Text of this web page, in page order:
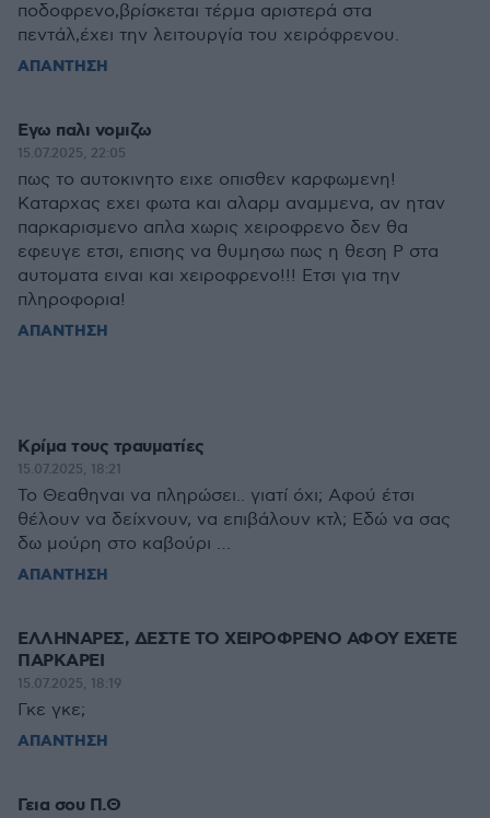
ποδοφρενο,βρίσκεται τέρμα αριστερά στα
πεντάλ,έχει την λειτουργία του χειρόφρενου.
ΑΠΑΝΤΗΣΗ
Εγω παλι νομιζω
15.07.2025, 22:05
πως το αυτοκινητο ειχε οπισθεν καρφωμενη!
Καταρχας εχει φωτα και αλαρμ αναμμενα, αν ηταν
παρκαρισμενο απλα χωρις χειροφρενο δεν θα
εφευγε ετσι, επισης να θυμησω πως η θεση P στα
αυτοματα ειναι και χειροφρενο!!! Ετσι για την
πληροφορια!
ΑΠΑΝΤΗΣΗ
Κρίμα τους τραυματίες
15.07.2025, 18:21
Το Θεαθηναι να πληρώσει.. γιατί όχι; Αφού έτσι
θέλουν να δείχνουν, να επιβάλουν κτλ; Εδώ να σας
δω μούρη στο καβούρι …
ΑΠΑΝΤΗΣΗ
ΕΛΛΗΝΑΡΕΣ, ΔΕΣΤΕ ΤΟ ΧΕΙΡΟΦΡΕΝΟ ΑΦΟΥ ΕΧΕΤΕ
ΠΑΡΚΑΡΕΙ
15.07.2025, 18:19
Γκε γκε;
ΑΠΑΝΤΗΣΗ
Γεια σου Π.Θ